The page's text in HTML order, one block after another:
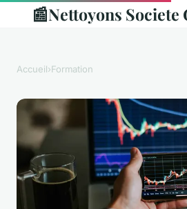
📰Nettoyons Societe
Accueil›Formation